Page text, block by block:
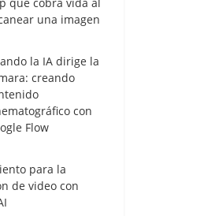
una imagen
la IA dirige la
creando
con
Flow
para la
de video con